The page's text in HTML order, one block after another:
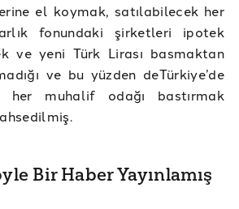
el koymak, satılabilecek her
fonundaki şirketleri ipotek
ve yeni Türk Lirası basmaktan
ve bu yüzden deTürkiye’de
her muhalif odağı bastırmak
Bir Haber Yayınlamış